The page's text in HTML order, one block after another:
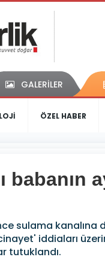
GALERİLER
ÖZEL HABER
sulama kanalına
iddiaları
tutuklandı.